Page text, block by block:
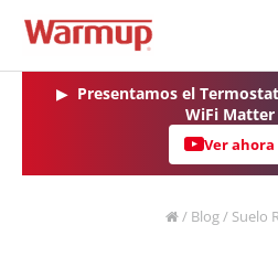
▶ Presentamos el
WiFi Matter
Ver ahora
/ Blog / Suelo